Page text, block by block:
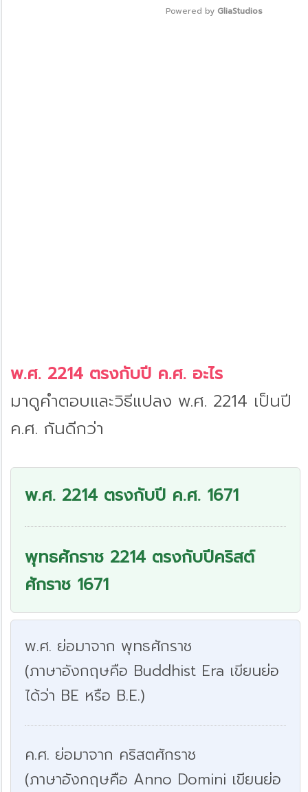
Powered by GliaStudios
พ.ศ. 2214 ตรงกับปี ค.ศ. อะไร
มาดูคำตอบและวิธีแปลง พ.ศ. 2214 เป็นปี
ค.ศ. กันดีกว่า
พ.ศ. 2214 ตรงกับปี ค.ศ. 1671
พุทธศักราช 2214 ตรงกับปีคริสต์
ศักราช 1671
พ.ศ. ย่อมาจาก พุทธศักราช
(ภาษาอังกฤษคือ Buddhist Era เขียนย่อ
ได้ว่า BE หรือ B.E.)
ค.ศ. ย่อมาจาก คริสตศักราช
(ภาษาอังกฤษคือ Anno Domini เขียนย่อ